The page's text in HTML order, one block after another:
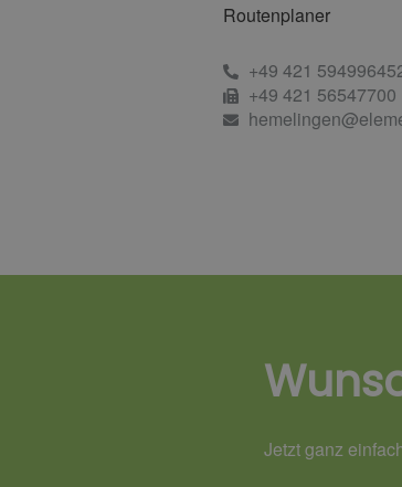
Routenplaner
+49 421
+49 421 56547700
Jetzt ganz